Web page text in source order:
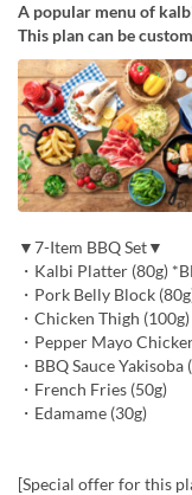
A popular menu of
This plan can be
▼7-Item BBQ Set▼
・Kalbi Platter (80g)
・Pork Belly Block
・Chicken Thigh (100g)
・Pepper Mayo
・BBQ Sauce Yakisoba
・French Fries (50g)
・Edamame (30g)
[Special offer for this